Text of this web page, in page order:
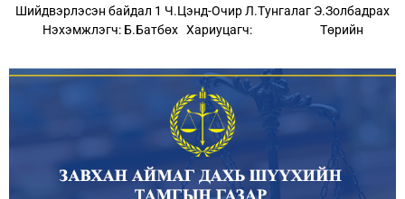
Шийдвэрлэсэн байдал 1 Ч.Цэнд-Очир Л.Тунгалаг Э.Золбадрах
Нэхэмжлэгч: Б.Батбөх Хариуцагч: Төрийн